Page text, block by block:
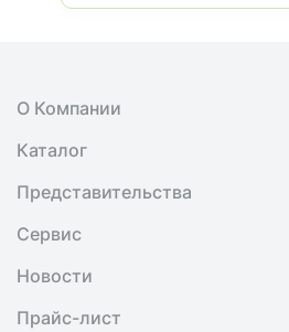
О Компании
Каталог
Представительства
Сервис
Новости
Прайс-лист